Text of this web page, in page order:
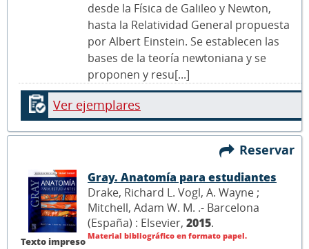
desde la Física de Galileo y Newton,
hasta la Relatividad General propuesta
por Albert Einstein. Se establecen las
bases de la teoría newtoniana y se
proponen y resu[...]
Ver ejemplares
Reservar
Texto impreso
Gray. Anatomía para estudiantes
Drake, Richard L. Vogl, A. Wayne ;
Mitchell, Adam W. M. .- Barcelona
(España) : Elsevier, 2015.
Material bibliográfico en formato papel.